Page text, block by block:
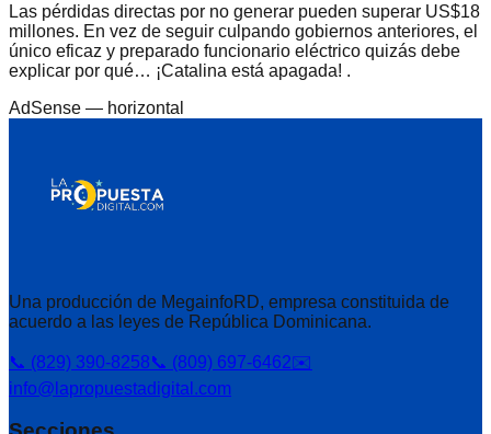
Las pérdidas directas por no generar pueden superar US$18
millones. En vez de seguir culpando gobiernos anteriores, el
único eficaz y preparado funcionario eléctrico quizás debe
explicar por qué… ¡Catalina está apagada! .
AdSense — horizontal
Una producción de MegainfoRD, empresa constituida de
acuerdo a las leyes de República Dominicana.
📞 (829) 390-8258📞 (809) 697-6462✉️
info@lapropuestadigital.com